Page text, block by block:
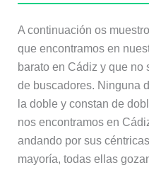
A continuación os
que encontramos en
barato en Cádiz y que
de buscadores. Ninguna
la doble y constan de
nos encontramos en
andando por sus
mayoría, todas ellas